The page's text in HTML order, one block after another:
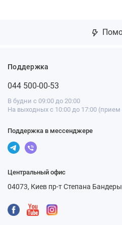
Поддержка
044 500-00-53
В будни с 09:00 до 20:00
На выходных с 10:00 до 17:00 (прием
Поддержка в мессенджере
Центральный офис
04073, Киев пр-т Степана